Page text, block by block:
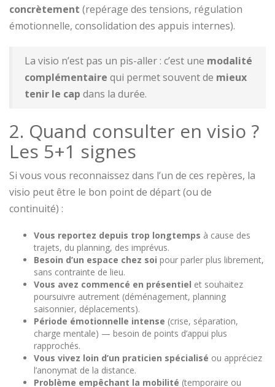
concrètement (repérage des tensions, régulation
émotionnelle, consolidation des appuis internes).
La visio n’est pas un pis-aller : c’est une modalité
complémentaire qui permet souvent de mieux
tenir le cap dans la durée.
2. Quand consulter en visio ?
Les 5+1 signes
Si vous vous reconnaissez dans l’un de ces repères, la
visio peut être le bon point de départ (ou de
continuité) :
Vous reportez depuis trop longtemps à cause des
trajets, du planning, des imprévus.
Besoin d’un espace chez soi pour parler plus librement,
sans contrainte de lieu.
Vous avez commencé en présentiel et souhaitez
poursuivre autrement (déménagement, planning
saisonnier, déplacements).
Période émotionnelle intense (crise, séparation,
charge mentale) — besoin de points d’appui plus
rapprochés.
Vous vivez loin d’un praticien spécialisé ou appréciez
l’anonymat de la distance.
Problème empêchant la mobilité (temporaire ou